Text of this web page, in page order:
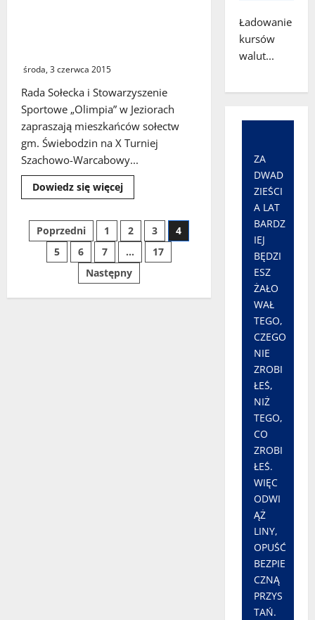
Rzeczycy
środa, 3 czerwca 2015
Rada Sołecka i Stowarzyszenie
Sportowe „Olimpia” w Jeziorach
zapraszają mieszkańców sołectw
gm. Świebodzin na X Turniej
Szachowo-Warcabowy...
Dowiedz się więcejDowiedz
się
Turniej
szachowo-
warcabowy
w
Jeziorach
Stronicowanie
wpisów
Poprzedni 1 2 3
4
5
6 7 …
17
Następny
Ładowanie
kursów
walut...
ZA
DWAD
ZIEŚCI
A LAT
BARDZ
IEJ
BĘDZI
ESZ
ŻAŁO
WAŁ
TEGO,
CZEGO
NIE
ZROBI
ŁEŚ,
NIŻ
TEGO,
CO
ZROBI
ŁEŚ.
WIĘC
ODWI
ĄŻ
LINY,
OPUŚĆ
BEZPIE
CZNĄ
PRZYS
TAŃ.